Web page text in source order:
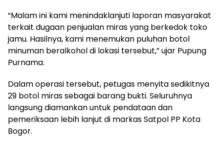
“Malam ini kami menindaklanjuti laporan masyarakat
terkait dugaan penjualan miras yang berkedok toko
jamu. Hasilnya, kami menemukan puluhan botol
minuman beralkohol di lokasi tersebut,” ujar Pupung
Purnama.
Dalam operasi tersebut, petugas menyita sedikitnya
29 botol miras sebagai barang bukti. Seluruhnya
langsung diamankan untuk pendataan dan
pemeriksaan lebih lanjut di markas Satpol PP Kota
Bogor.